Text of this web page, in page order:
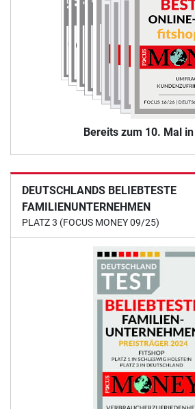
Bereits zum 10. Mal
DEUTSCHLANDS BELIEBTESTE
FAMILIENUNTERNEHMEN
PLATZ 3 (FOCUS MONEY 09/25)